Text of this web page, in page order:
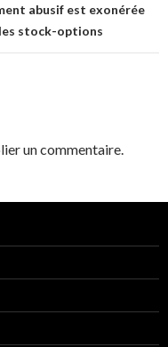
abusif est exonérée
stock-options
un commentaire.